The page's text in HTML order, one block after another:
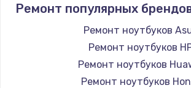
Ремонт популярных
Ремонт ноутбуков
Ремонт ноутбуков
Ремонт ноутбуков
Ремонт ноутбуков